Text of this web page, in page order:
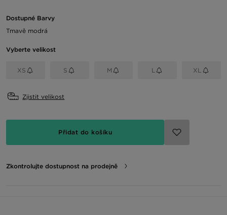
Dostupné Barvy
Tmavě modrá
Vyberte velikost
XS S M L XL
Zjistit velikost
Přidat do košíku
Zkontrolujte dostupnost na prodejně